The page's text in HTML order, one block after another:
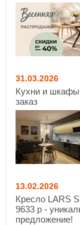
31.03.2026
Кухни и
заказ
13.02.2026
Кресло LARS
9633 р -
предложение!